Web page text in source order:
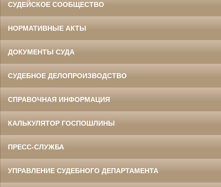
СУДЕЙСКОЕ СООБЩЕСТВО
НОРМАТИВНЫЕ АКТЫ
ДОКУМЕНТЫ СУДА
СУДЕБНОЕ ДЕЛОПРОИЗВОДСТВО
СПРАВОЧНАЯ ИНФОРМАЦИЯ
КАЛЬКУЛЯТОР ГОСПОШЛИНЫ
ПРЕСС-СЛУЖБА
УПРАВЛЕНИЕ СУДЕБНОГО ДЕПАРТАМЕНТА